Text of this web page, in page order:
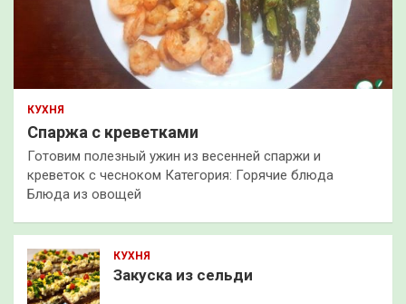
КУХНЯ
Спаржа с креветками
Готовим полезный ужин из весенней спаржи и
креветок с чесноком Категория: Горячие блюда
Блюда из овощей
КУХНЯ
Закуска из сельди